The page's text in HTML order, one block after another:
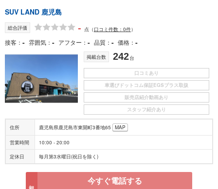
SUV LAND 鹿児島
総合評価 - 点 （口コミ件数：0件）
接客 - 雰囲気 - アフター - 品質 - 価格 -
掲載台数 242台
口コミあり
車選びドットコム保証EGSプラス取扱
販売店紹介動画あり
スタッフ紹介あり
住所 鹿児島県鹿児島市東開町3番地65 MAP
営業時間 10:00 - 20:00
定休日 毎月第3水曜日(祝日を除く)
今すぐ電話する